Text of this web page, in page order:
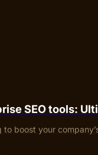
SEO tools:
to boost your